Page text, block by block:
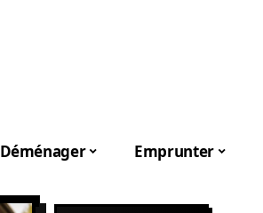
Déménager Emprunter